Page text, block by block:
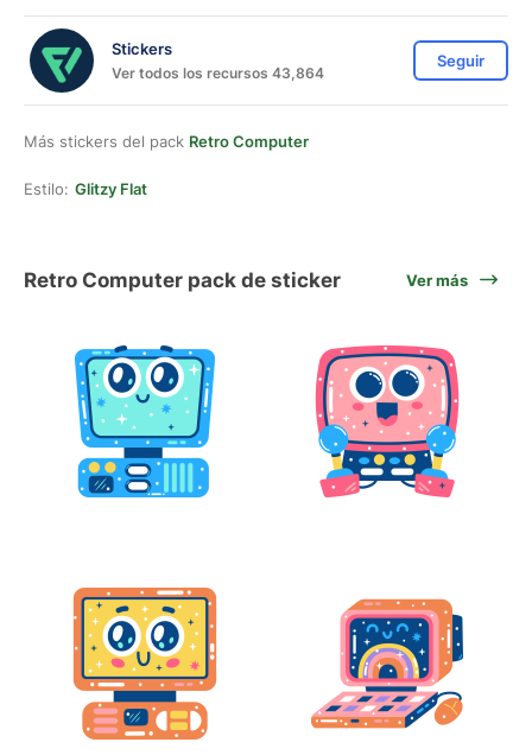
Stickers
Ver todos los recursos 43,864
Seguir
Más stickers del pack Retro Computer
Estilo: Glitzy Flat
Retro Computer pack de sticker Ver más